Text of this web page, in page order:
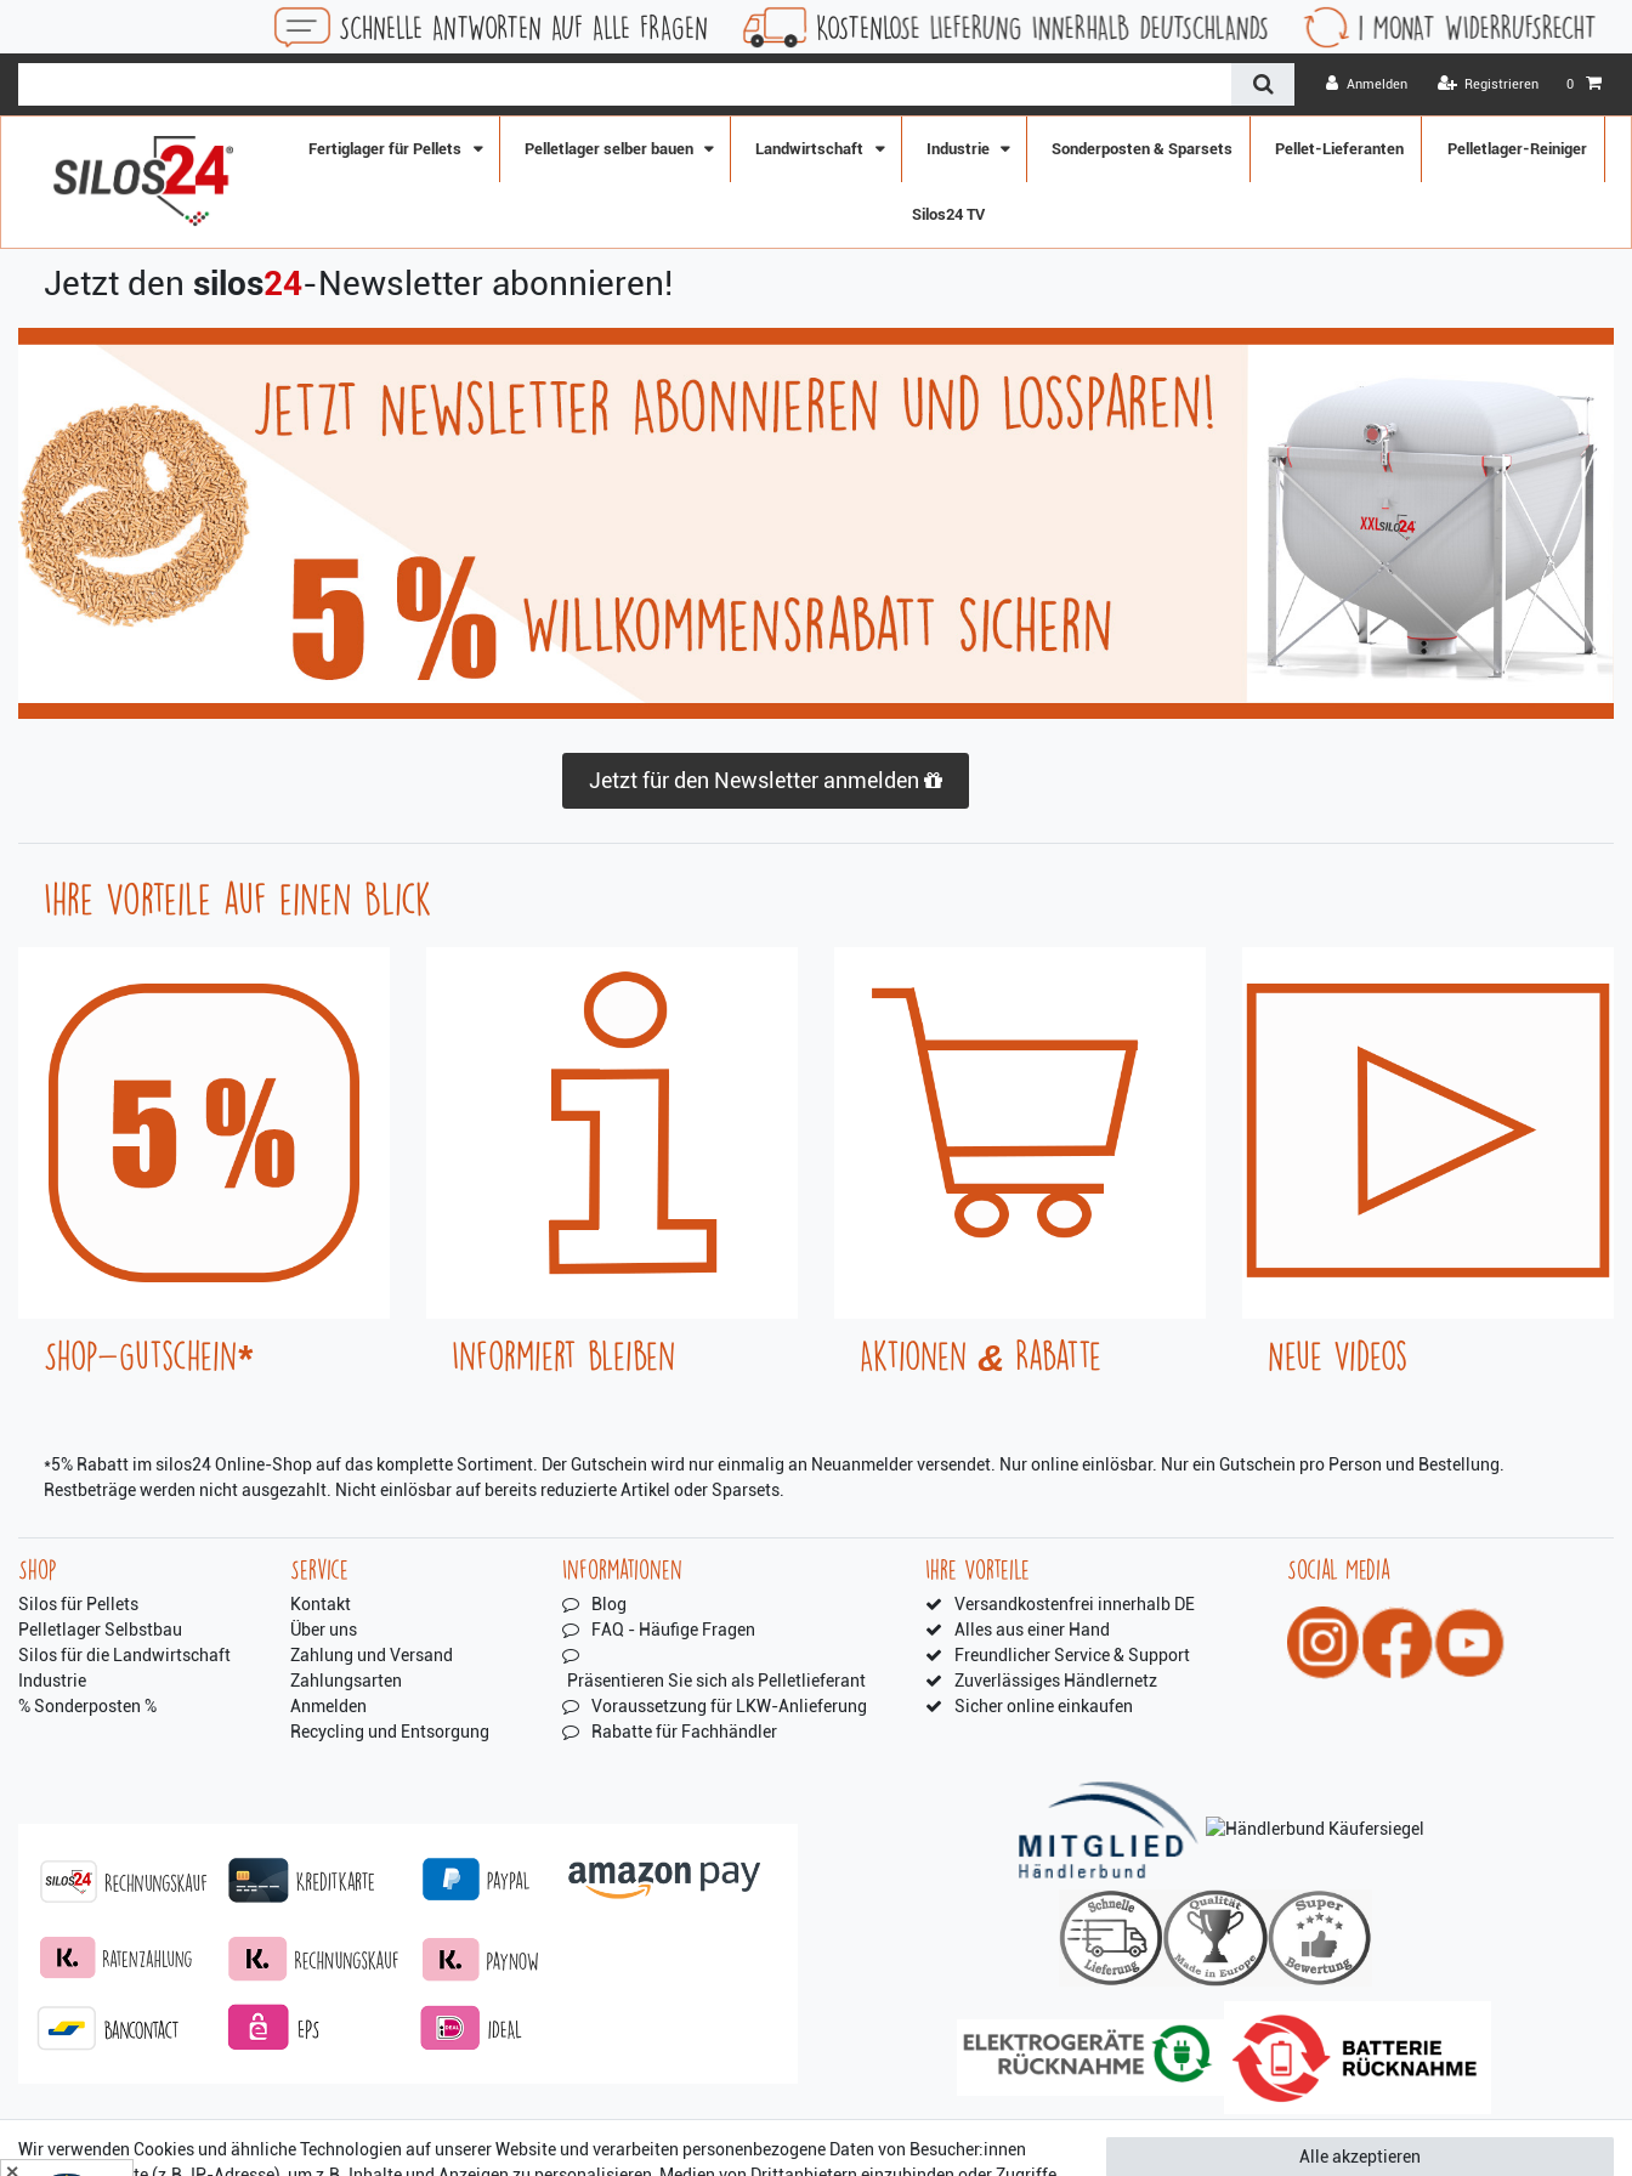
SCHNELLE ANTWORTEN AUF ALLE FRAGEN KOSTENLOSE LIEFERUNG INNERHALB DEUTSCHLANDS 1 MONAT WIDERRUFSRECHT
Anmelden Registrieren 0
Fertiglager für Pellets Pelletlager selber bauen Landwirtschaft Industrie Sonderposten & Sparsets Pellet-Lieferanten Pelletlager-Reiniger
Silos24 TV
Jetzt den silos24-Newsletter abonnieren!
Jetzt für den Newsletter anmelden
Ihre Vorteile auf einen Blick
Shop-Gutschein* Informiert bleiben Aktionen & Rabatte Neue Videos
*5% Rabatt im silos24 Online-Shop auf das komplette Sortiment. Der Gutschein wird nur einmalig an Neuanmelder versendet. Nur online einlösbar. Nur ein Gutschein pro Person und Bestellung.
Restbeträge werden nicht ausgezahlt. Nicht einlösbar auf bereits reduzierte Artikel oder Sparsets.
Shop
Silos für Pellets
Pelletlager Selbstbau
Silos für die Landwirtschaft
Industrie
% Sonderposten %
Service
Kontakt
Über uns
Zahlung und Versand
Zahlungsarten
Anmelden
Recycling und Entsorgung
Informationen
Blog
FAQ - Häufige Fragen
Präsentieren Sie sich als Pelletlieferant
Voraussetzung für LKW-Anlieferung
Rabatte für Fachhändler
Ihre Vorteile
Versandkostenfrei innerhalb DE
Alles aus einer Hand
Freundlicher Service & Support
Zuverlässiges Händlernetz
Sicher online einkaufen
Social Media
Wir verwenden Cookies und ähnliche Technologien auf unserer Website und verarbeiten personenbezogene Daten von Besucher:innen
Alle akzeptieren